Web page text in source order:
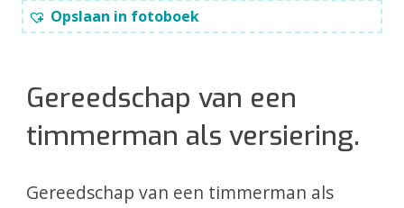
Opslaan in fotoboek
Gereedschap van een
timmerman als versiering.
Gereedschap van een timmerman als